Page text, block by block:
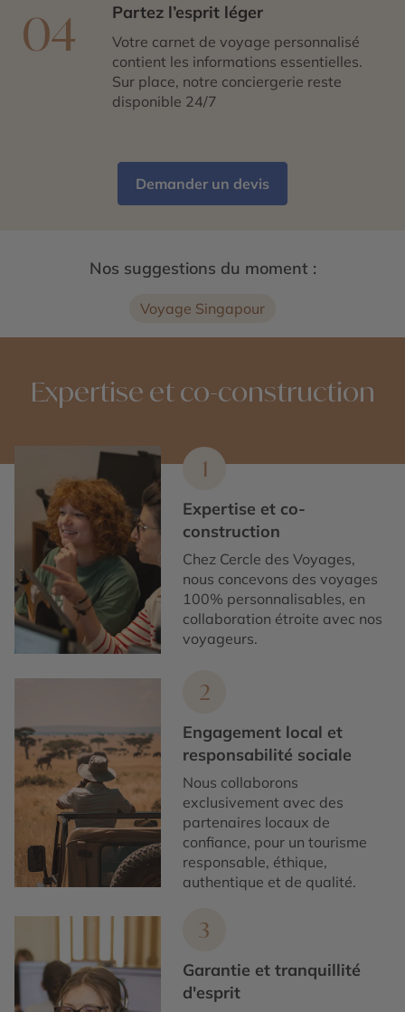
04 Partez l’esprit léger
Votre carnet de voyage personnalisé
contient les informations essentielles.
Sur place, notre conciergerie reste
disponible 24/7
Demander un devis
Nos suggestions du moment :
Voyage Singapour
Expertise et co-construction
1
Expertise et co-
construction
Chez Cercle des Voyages,
nous concevons des voyages
100% personnalisables, en
collaboration étroite avec nos
voyageurs.
2
Engagement local et
responsabilité sociale
Nous collaborons
exclusivement avec des
partenaires locaux de
confiance, pour un tourisme
responsable, éthique,
authentique et de qualité.
3
Garantie et tranquillité
d'esprit